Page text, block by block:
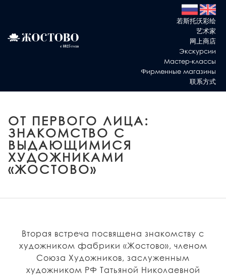
若斯托沃彩绘
艺术家
网上商店
Экскурсии
Мастер-классы
Фирменные магазины
联系方式
ОТ ПЕРВОГО ЛИЦА:
ЗНАКОМСТВО С
ВЫДАЮЩИМИСЯ
ХУДОЖНИКАМИ
«ЖОСТОВО»
Вторая встреча посвящена знакомству с
художником фабрики «Жостово», членом
Союза Художников, заслуженным
художником РФ Татьяной Николаевной